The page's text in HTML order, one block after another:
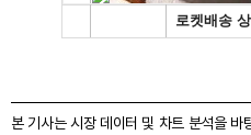
본 기사는 시장 데이터 및 차트 분석을